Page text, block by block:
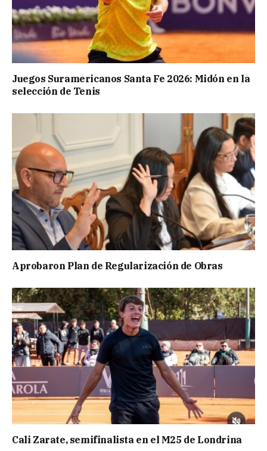
Juegos Suramericanos Santa Fe 2026: Midón en la
selección de Tenis
Aprobaron Plan de Regularización de Obras
Cali Zarate, semifinalista en el M25 de Londrina